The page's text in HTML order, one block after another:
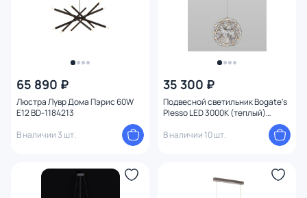
65 890 ₽
Люстра Лувр Дома Пэрис 60W
E12 BD-1184213
В наличии 3 шт.
35 300 ₽
Подвесной светильник Bogate's
Plesso LED 3000К (теплый)
В наличии 10 шт.